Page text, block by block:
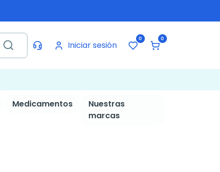
Iniciar sesión
0 0
Medicamentos
Nuestras
marcas